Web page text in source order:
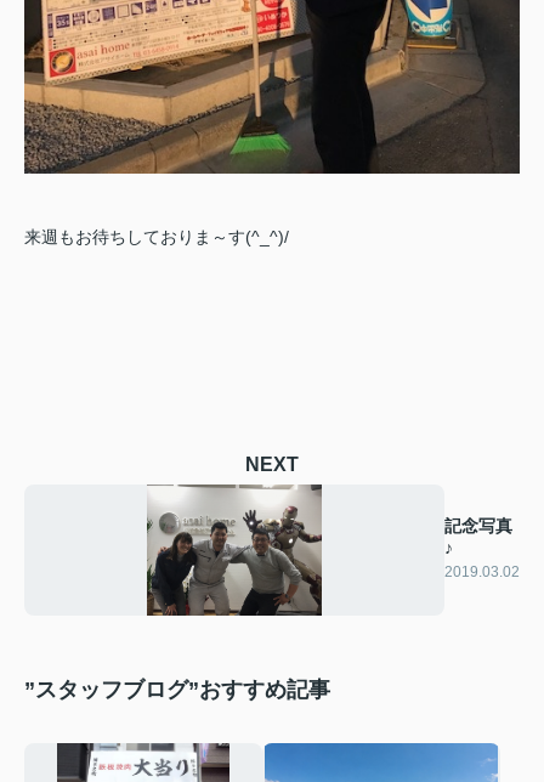
来週もお待ちしておりま～す(^_^)/
NEXT
記念写真
♪
2019.03.02
”スタッフブログ”おすすめ記事